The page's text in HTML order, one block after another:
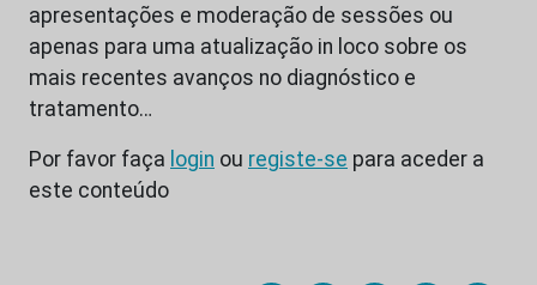
apresentações e moderação de sessões ou
apenas para uma atualização in loco sobre os
mais recentes avanços no diagnóstico e
tratamento…
Por favor faça login ou registe-se para aceder a
este conteúdo